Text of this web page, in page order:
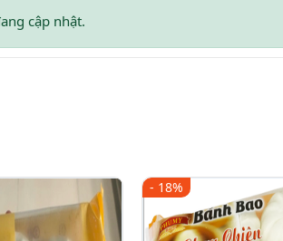
cập nhật.
- 18%